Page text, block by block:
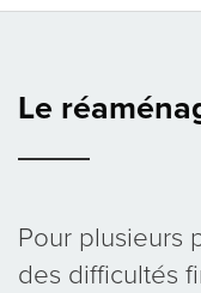
Le
Pour plusieurs
des difficultés